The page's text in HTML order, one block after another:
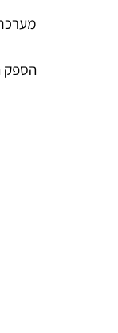
הספק